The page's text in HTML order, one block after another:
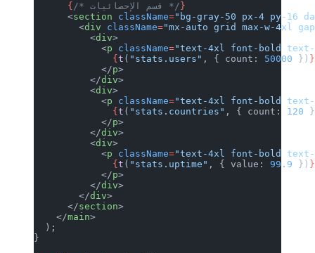
      {
/* قسم الإحصائيات */
      <
section className= "bg-gray-50 px-4 py-16
        <
div className="mx-auto grid max-w-4xl
          <
div
            <
className="text-4xl font-bold
              {
t ( "stats.users" , { count: 50000
})
            </
p
          </
div
          <
div
            <
className="text-4xl font-bold
              {
t ( "stats.countries" , { count: 120
            </
p
          </
div
          <
div
            <
className="text-4xl font-bold
              {
t ( "stats.uptime" , { value: 99.9
})
            </
p
          </
div
        </
div
      </
section
    </
main
  );